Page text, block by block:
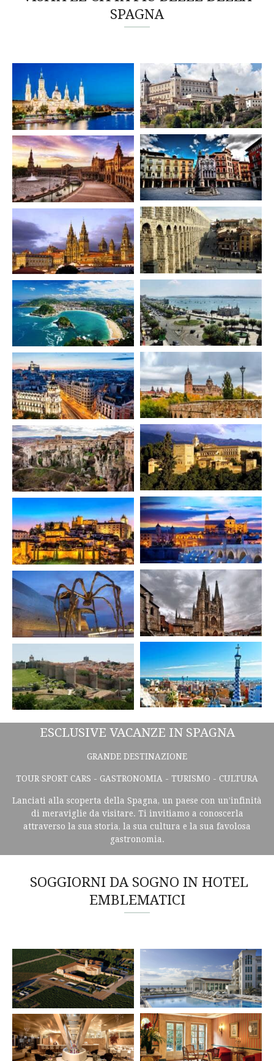
SPAGNA
ESCLUSIVE VACANZE IN SPAGNA
GRANDE DESTINAZIONE
TOUR SPORT CARS - GASTRONOMIA - TURISMO - CULTURA
Lanciati alla scoperta della Spagna, un paese con un’infinità
di meraviglie da visitare. Ti invitiamo a conoscerla
attraverso la sua storia, la sua cultura e la sua favolosa
gastronomia.
SOGGIORNI DA SOGNO IN HOTEL
EMBLEMATICI